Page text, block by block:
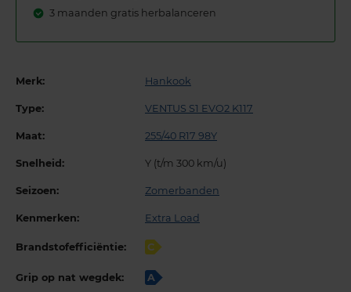
3 maanden gratis herbalanceren
Merk: Hankook
Type: VENTUS S1 EVO2 K117
Maat: 255/40 R17 98Y
Snelheid: Y (t/m 300 km/u)
Seizoen: Zomerbanden
Kenmerken: Extra Load
Brandstofefficiëntie: C
Grip op nat wegdek: A